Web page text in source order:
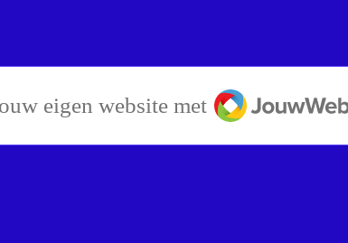
eigen website met JouwWeb